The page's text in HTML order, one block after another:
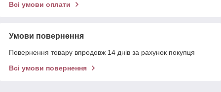
Всі умови оплати
Умови повернення
Повернення товару впродовж 14 днів за рахунок покупця
Всі умови повернення